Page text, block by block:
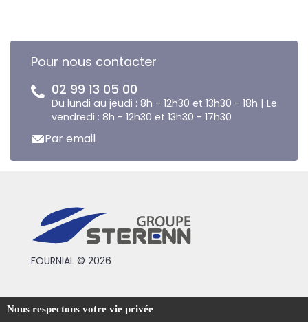
Pour nous contacter
02 99 13 05 00
Du lundi au jeudi : 8h - 12h30 et 13h30 - 18h | Le
vendredi : 8h - 12h30 et 13h30 - 17h30
Par email
FOURNIAL © 2026
Conditions générales de vente
Nous respectons votre vie privée